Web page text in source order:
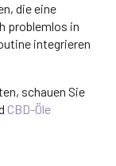
die eine
problemlos in
integrieren
schauen Sie
CBD-Öle